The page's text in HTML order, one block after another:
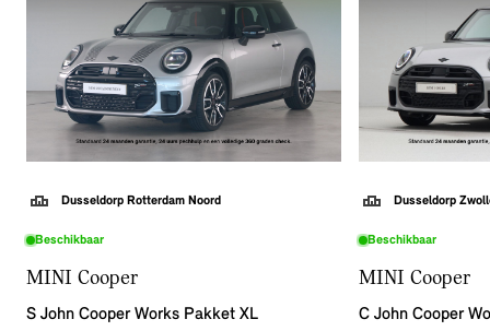
Maak nu snel een afspraak om deze auto te bekijken.
Dusseldorp Rotterdam Noord
Beschikbaar
MINI Cooper
S John Cooper Works Pakket XL
Dusseldorp
Beschikbaar
MINI Cooper
C John Cooper